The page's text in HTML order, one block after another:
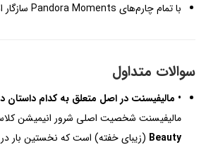
با تمام چارم‌های Pandora Moments سازگار است.
سوالات متداول
• مالیفیسنت در اصل متعلق به کدام
مالیفیسنت شخصیت اصلی شرور انیمیشن
Beauty